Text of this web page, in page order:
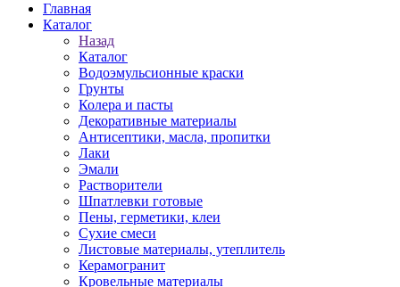
Главная
Каталог
Назад
Каталог
Водоэмульсионные краски
Грунты
Колера и пасты
Декоративные материалы
Антисептики, масла, пропитки
Лаки
Эмали
Растворители
Шпатлевки готовые
Пены, герметики, клеи
Сухие смеси
Листовые материалы, утеплитель
Керамогранит
Кровельные материалы